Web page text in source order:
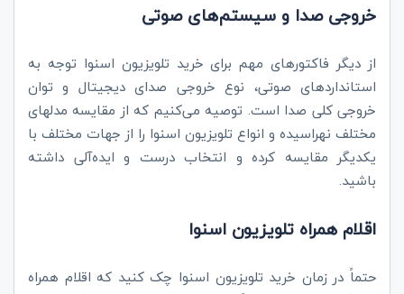
خروجی صدا و سیستم‌های صوتی
از دیگر فاکتورهای مهم برای خرید تلویزیون اسنوا توجه به
استانداردهای صوتی، نوع خروجی صدای دیجیتال و توان
خروجی کلی صدا است. توصیه می‌کنیم که از مقایسه مدلهای
مختلف نهراسیده و انواع تلویزیون اسنوا را از جهات مختلف با
یکدیگر مقایسه کرده و انتخاب درست و ایده‌آلی داشته
باشید.
اقلام همراه تلویزیون اسنوا
حتماً در زمان خرید تلویزیون اسنوا چک کنید که اقلام همراه